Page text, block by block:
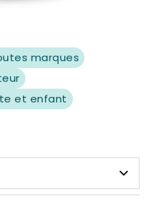
marques
et enfant